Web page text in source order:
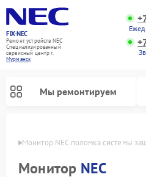
FIX-NEC
Ремонт устройств NEC
Специализированный
cервисный центр г.
Мурманск
Мы ремонтируем
Монитор NEC поломка системы
Монитор NEC